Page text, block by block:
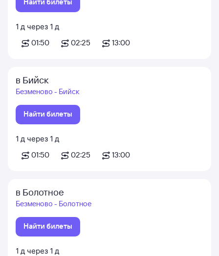
1 д через 1 д
01:50
02:25 13:00
в Бийск
Безменово - Бийск
Найти билеты
1 д через 1 д
01:50
02:25 13:00
в Болотное
Безменово - Болотное
Найти билеты
1 д через 1 д